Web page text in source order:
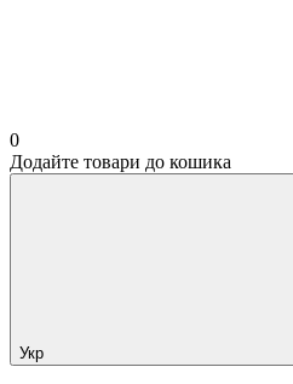
0
Додайте товари до кошика
Укр